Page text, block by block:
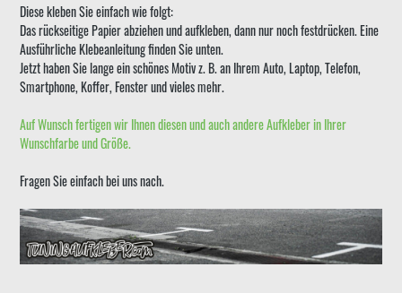
Diese kleben Sie einfach wie folgt:
Das rückseitige Papier abziehen und aufkleben, dann nur noch festdrücken. Eine
Ausführliche Klebeanleitung finden Sie unten.
Jetzt haben Sie lange ein schönes Motiv z. B. an Ihrem Auto, Laptop, Telefon,
Smartphone, Koffer, Fenster und vieles mehr.
Auf Wunsch fertigen wir Ihnen diesen und auch andere Aufkleber in Ihrer
Wunschfarbe und Größe.
Fragen Sie einfach bei uns nach.